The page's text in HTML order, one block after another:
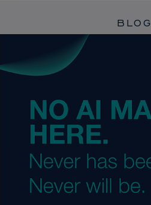
BLOG